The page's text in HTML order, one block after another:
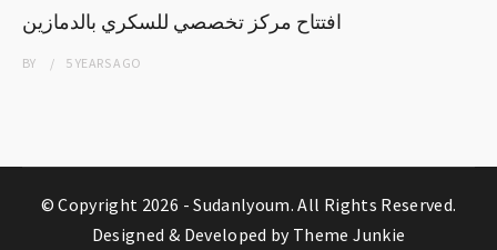
افتتاح مركز تخصصي للسكري بالدمازين
BY 5 YEARSAGO
© Copyright 2026 -Sudanlyoum. All Rights Reserved.
Designed & Developed by Theme Junkie